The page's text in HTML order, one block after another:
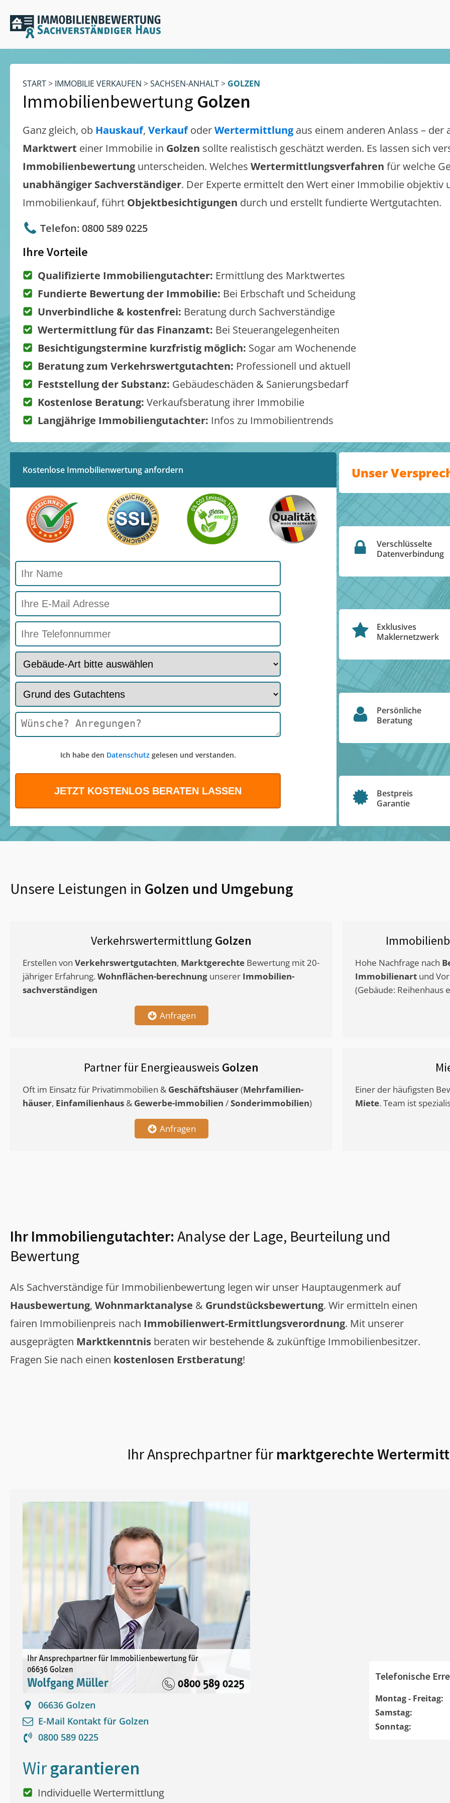
START> IMMOBILIE VERKAUFEN >SACHSEN-ANHALT> GOLZEN
Immobilienbewertung Golzen
Ganz gleich, ob Hauskauf, VerkaufoderWertermittlung aus einem anderen Anlass – der
Marktwert einer Immobilie in Golzen sollte realistisch geschätzt werden. Es lassen sich
Immobilienbewertung unterscheiden. Welches Wertermittlungsverfahren für welche
unabhängiger Sachverständiger. Der Experte ermittelt den Wert einer Immobilie objektiv
Immobilienkauf, führt Objektbesichtigungen durch und erstellt fundierte Wertgutachten.
Telefon: 0800 589 0225
Ihre Vorteile
Qualifizierte Immobiliengutachter: Ermittlung des Marktwertes
Fundierte Bewertung der Immobilie: Bei Erbschaft und Scheidung
Unverbindliche & kostenfrei: Beratung durch Sachverständige
Wertermittlung für das Finanzamt: Bei Steuerangelegenheiten
Besichtigungstermine kurzfristig möglich: Sogar am Wochenende
Beratung zum Verkehrswertgutachten: Professionell und aktuell
Feststellung der Substanz: Gebäudeschäden & Sanierungsbedarf
Kostenlose Beratung: Verkaufsberatung ihrer Immobilie
Langjährige Immobiliengutachter: Infos zu Immobilientrends
Kostenlose Immobilienwertung anfordern
Ich habe den Datenschutzgelesen und verstanden.
Unser
Verschlüsselte
Datenverbindung
Exklusives
Maklernetzwerk
Persönliche
Beratung
Bestpreis
Garantie
Unsere Leistungen in Golzen und Umgebung
Verkehrswertermittlung Golzen
Erstellen von Verkehrswertgutachten, Marktgerechte Bewertung mit 20-
jähriger Erfahrung. Wohnflächen-berechnung unserer Immobilien-
sachverständigen
Anfragen
Hohe Nachfrage nach
Immobilienart und
(Gebäude: Reihenhaus
Partner für Energieausweis Golzen
Oft im Einsatz für Privatimmobilien & Geschäftshäuser(Mehrfamilien-
häuser, Einfamilienhaus & Gewerbe-immobilien /Sonderimmobilien)
Anfragen
Einer der häufigsten
Miete. Team ist
Ihr Immobiliengutachter: Analyse der Lage, Beurteilung und
Bewertung
Als Sachverständige für Immobilienbewertung legen wir unser Hauptaugenmerk auf
Hausbewertung, Wohnmarktanalyse & Grundstücksbewertung. Wir ermitteln einen
fairen Immobilienpreis nach Immobilienwert-Ermittlungsverordnung. Mit unserer
ausgeprägten Marktkenntnis beraten wir bestehende & zukünftige Immobilienbesitzer.
Fragen Sie nach einen kostenlosen Erstberatung!
Ihr Ansprechpartner fürmarktgerechte
06636 Golzen
E-Mail Kontakt für Golzen
0800 589 0225
Telefonische
Montag - Freitag:
Samstag:
Sonntag:
Wirgarantieren
Individuelle Wertermittlung